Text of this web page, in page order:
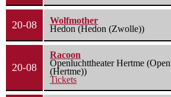
20-08
Wolfmother
Hedon (Hedon (Zwolle))
20-08
Racoon
Openluchttheater Hertme
(Hertme))
Tickets